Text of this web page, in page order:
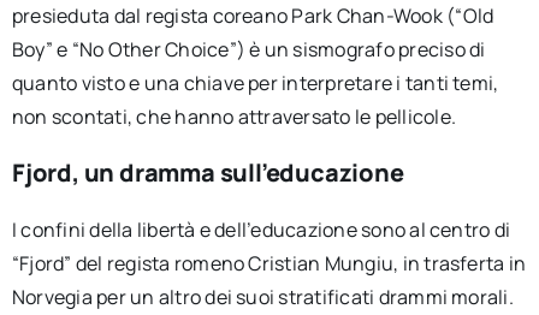
presieduta dal regista coreano Park Chan-Wook (“Old
Boy” e “No Other Choice”) è un sismografo preciso di
quanto visto e una chiave per interpretare i tanti temi,
non scontati, che hanno attraversato le pellicole.
Fjord, un dramma sull’educazione
I confini della libertà e dell’educazione sono al centro di
“Fjord” del regista romeno Cristian Mungiu, in trasferta in
Norvegia per un altro dei suoi stratificati drammi morali.